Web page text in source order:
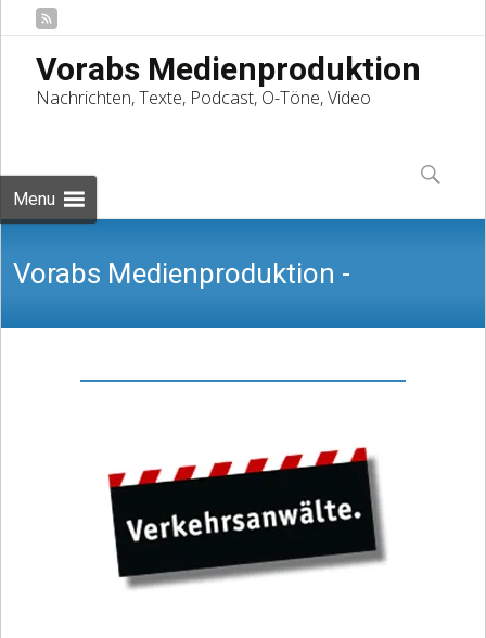
Vorabs Medienproduktion
Nachrichten, Texte, Podcast, O-Töne, Video
Menu
to
content
Suchen
nach:
Vorabs Medienproduktion -
Nachrichten, Texte, Podcast, O-Töne,